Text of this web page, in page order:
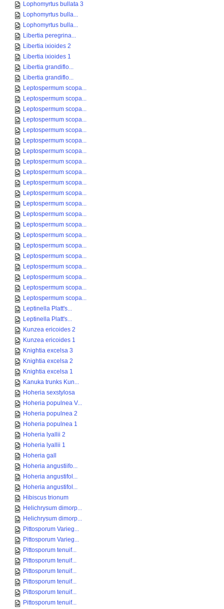
Lophomyrtus bullata 3
Lophomyrtus bulla...
Lophomyrtus bulla...
Libertia peregrina...
Libertia ixioides 2
Libertia ixioides 1
Libertia grandiflo...
Libertia grandiflo...
Leptospermum scopa...
Leptospermum scopa...
Leptospermum scopa...
Leptospermum scopa...
Leptospermum scopa...
Leptospermum scopa...
Leptospermum scopa...
Leptospermum scopa...
Leptospermum scopa...
Leptospermum scopa...
Leptospermum scopa...
Leptospermum scopa...
Leptospermum scopa...
Leptospermum scopa...
Leptospermum scopa...
Leptospermum scopa...
Leptospermum scopa...
Leptospermum scopa...
Leptospermum scopa...
Leptospermum scopa...
Leptospermum scopa...
Leptinella Platt's...
Leptinella Platt's...
Kunzea ericoides 2
Kunzea ericoides 1
Knightia excelsa 3
Knightia excelsa 2
Knightia excelsa 1
Kanuka trunks Kun...
Hoheria sexstylosa
Hoheria populnea V...
Hoheria populnea 2
Hoheria populnea 1
Hoheria lyallii 2
Hoheria lyallii 1
Hoheria gall
Hoheria angustiifo...
Hoheria angustifol...
Hoheria angustifol...
Hibiscus trionum
Helichrysum dimorp...
Helichrysum dimorp...
Pittosporum Varieg...
Pittosporum Varieg...
Pittosporum tenuif...
Pittosporum tenuif...
Pittosporum tenuif...
Pittosporum tenuif...
Pittosporum tenuif...
Pittosporum tenuif...